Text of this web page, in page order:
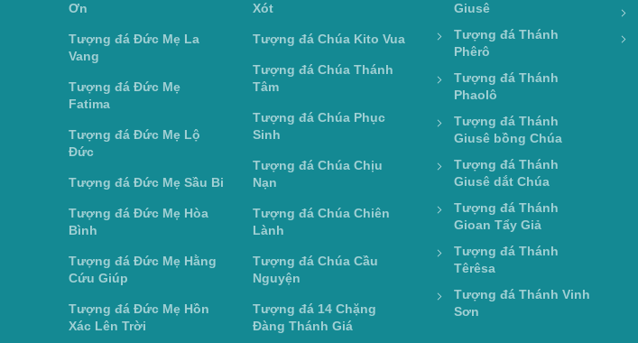
Ơn
Tượng đá Đức Mẹ La
Vang
Tượng đá Đức Mẹ
Fatima
Tượng đá Đức Mẹ Lộ
Đức
Tượng đá Đức Mẹ Sầu Bi
Tượng đá Đức Mẹ Hòa
Bình
Tượng đá Đức Mẹ Hằng
Cứu Giúp
Tượng đá Đức Mẹ Hồn
Xác Lên Trời
Xót
Tượng đá Chúa Kito Vua
Tượng đá Chúa Thánh
Tâm
Tượng đá Chúa Phục
Sinh
Tượng đá Chúa Chịu
Nạn
Tượng đá Chúa Chiên
Lành
Tượng đá Chúa Cầu
Nguyện
Tượng đá 14 Chặng
Đàng Thánh Giá
Giusê
Tượng đá Thánh
Phêrô
Tượng đá Thánh
Phaolô
Tượng đá Thánh
Giusê bồng Chúa
Tượng đá Thánh
Giusê dắt Chúa
Tượng đá Thánh
Gioan Tẩy Giả
Tượng đá Thánh
Têrêsa
Tượng đá Thánh Vinh
Sơn